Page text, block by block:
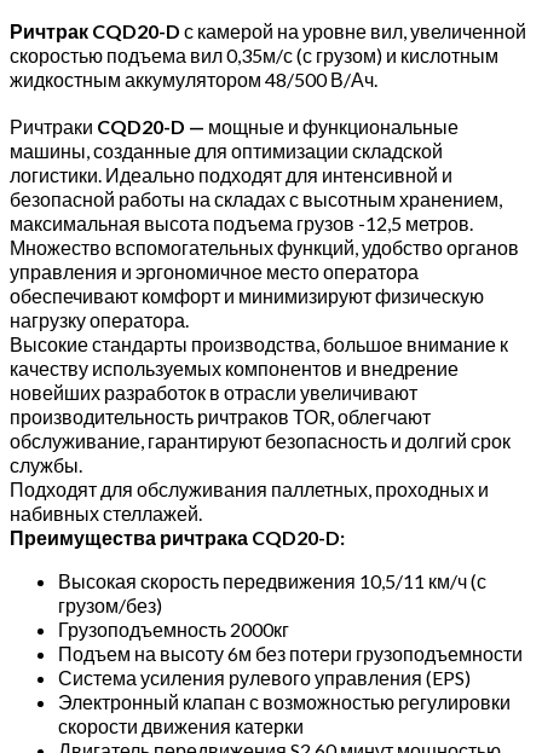
Ричтрак CQD20-D с камерой на уровне вил, увеличенной
скоростью подъема вил 0,35м/с (с грузом) и кислотным
жидкостным аккумулятором 48/500 В/Ач.
Ричтраки CQD20-D — мощные и функциональные
машины, созданные для оптимизации складской
логистики. Идеально подходят для интенсивной и
безопасной работы на складах с высотным хранением,
максимальная высота подъема грузов -12,5 метров.
Множество вспомогательных функций, удобство органов
управления и эргономичное место оператора
обеспечивают комфорт и минимизируют физическую
нагрузку оператора.
Высокие стандарты производства, большое внимание к
качеству используемых компонентов и внедрение
новейших разработок в отрасли увеличивают
производительность ричтраков ТОR, облегчают
обслуживание, гарантируют безопасность и долгий срок
службы.
Подходят для обслуживания паллетных, проходных и
набивных стеллажей.
Преимущества ричтрака CQD20-D:
Высокая скорость передвижения 10,5/11 км/ч (с
грузом/без)
Грузоподъемность 2000кг
Подъем на высоту 6м без потери грузоподъемности
Система усиления рулевого управления (EPS)
Электронный клапан с возможностью регулировки
скорости движения катерки